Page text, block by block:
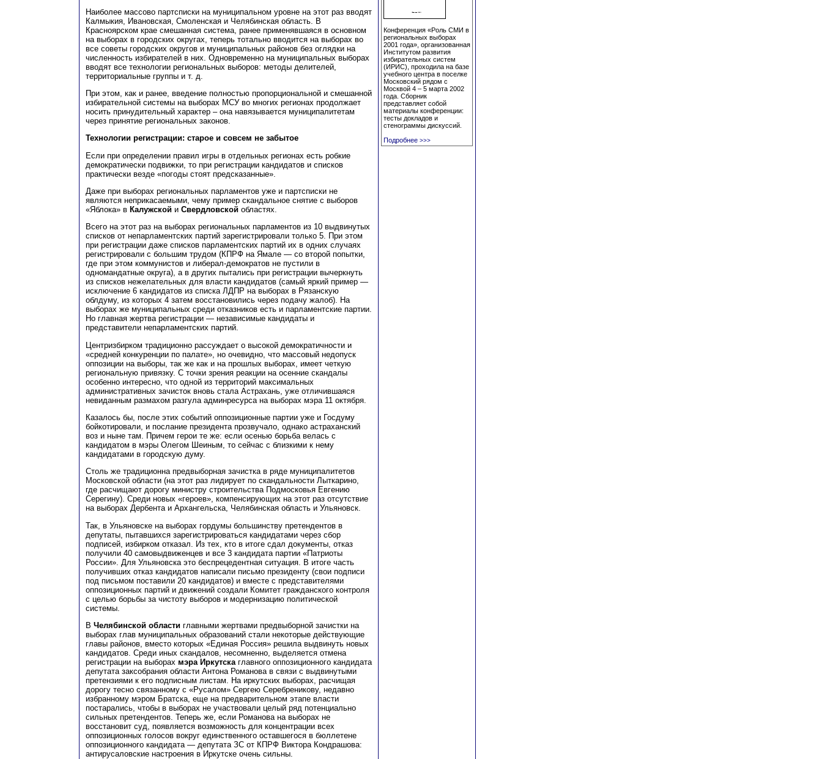
Наиболее массово партсписки на муниципальном уровне на этот раз вводят
Калмыкия, Ивановская, Смоленская и Челябинская область. В
Красноярском крае смешанная система, ранее применявшаяся в основном
на выборах в городских округах, теперь тотально вводится на выборах во
все советы городских округов и муниципальных районов без оглядки на
численность избирателей в них. Одновременно на муниципальных выборах
вводят все технологии региональных выборов: методы делителей,
территориальные группы и т. д.
При этом, как и ранее, введение полностью пропорциональной и смешанной
избирательной системы на выборах МСУ во многих регионах продолжает
носить принудительный характер – она навязывается муниципалитетам
через принятие региональных законов.
Технологии регистрации: старое и совсем не забытое
Если при определении правил игры в отдельных регионах есть робкие
демократически подвижки, то при регистрации кандидатов и списков
практически везде «погоды стоят предсказанные».
Даже при выборах региональных парламентов уже и партсписки не
являются неприкасаемыми, чему пример скандальное снятие с выборов
«Яблока» в Калужской и Свердловской областях.
Всего на этот раз на выборах региональных парламентов из 10 выдвинутых
списков от непарламентских партий зарегистрировали только 5. При этом
при регистрации даже списков парламентских партий их в одних случаях
регистрировали с большим трудом (КПРФ на Ямале — со второй попытки,
где при этом коммунистов и либерал-демократов не пустили в
одномандатные округа), а в других пытались при регистрации вычеркнуть
из списков нежелательных для власти кандидатов (самый яркий пример —
исключение 6 кандидатов из списка ЛДПР на выборах в Рязанскую
облдуму, из которых 4 затем восстановились через подачу жалоб). На
выборах же муниципальных среди отказников есть и парламентские партии.
Но главная жертва регистрации — независимые кандидаты и
представители непарламентских партий.
Центризбирком традиционно рассуждает о высокой демократичности и
«средней конкуренции по палате», но очевидно, что массовый недопуск
оппозиции на выборы, так же как и на прошлых выборах, имеет четкую
региональную привязку. С точки зрения реакции на осенние скандалы
особенно интересно, что одной из территорий максимальных
административных зачисток вновь стала Астрахань, уже отличившаяся
невиданным размахом разгула админресурса на выборах мэра 11 октября.
Казалось бы, после этих событий оппозиционные партии уже и Госдуму
бойкотировали, и послание президента прозвучало, однако астраханский
воз и ныне там. Причем герои те же: если осенью борьба велась с
кандидатом в мэры Олегом Шеиным, то сейчас с близкими к нему
кандидатами в городскую думу.
Столь же традиционна предвыборная зачистка в ряде муниципалитетов
Московской области (на этот раз лидирует по скандальности Лыткарино,
где расчищают дорогу министру строительства Подмосковья Евгению
Серегину). Среди новых «героев», компенсирующих на этот раз отсутствие
на выборах Дербента и Архангельска, Челябинская область и Ульяновск.
Так, в Ульяновске на выборах гордумы большинству претендентов в
депутаты, пытавшихся зарегистрироваться кандидатами через сбор
подписей, избирком отказал. Из тех, кто в итоге сдал документы, отказ
получили 40 самовыдвиженцев и все 3 кандидата партии «Патриоты
России». Для Ульяновска это беспрецедентная ситуация. В итоге часть
получивших отказ кандидатов написали письмо президенту (свои подписи
под письмом поставили 20 кандидатов) и вместе с представителями
оппозиционных партий и движений создали Комитет гражданского контроля
с целью борьбы за чистоту выборов и модернизацию политической
системы.
В Челябинской области главными жертвами предвыборной зачистки на
выборах глав муниципальных образований стали некоторые действующие
главы районов, вместо которых «Единая Россия» решила выдвинуть новых
кандидатов. Среди иных скандалов, несомненно, выделяется отмена
регистрации на выборах мэра Иркутска главного оппозиционного кандидата
депутата заксобрания области Антона Романова в связи с выдвинутыми
претензиями к его подписным листам. На иркутских выборах, расчищая
дорогу тесно связанному с «Русалом» Сергею Серебреникову, недавно
избранному мэром Братска, еще на предварительном этапе власти
постарались, чтобы в выборах не участвовали целый ряд потенциально
сильных претендентов. Теперь же, если Романова на выборах не
восстановит суд, появляется возможность для концентрации всех
оппозиционных голосов вокруг единственного оставшегося в бюллетене
оппозиционного кандидата — депутата ЗС от КПРФ Виктора Кондрашова:
антирусаловские настроения в Иркутске очень сильны.
Конференция «Роль СМИ в
региональных выборах
2001 года», организованная
Институтом развития
избирательных систем
(ИРИС), проходила на базе
учебного центра в поселке
Московский рядом с
Москвой 4 – 5 марта 2002
года. Сборник
представляет собой
материалы конференции:
тесты докладов и
стенограммы дискуссий.
Подробнее >>>